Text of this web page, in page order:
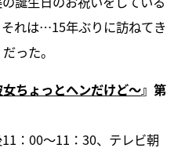
れは…15年ぶりに訪ねてき
った。
ちょっとヘンだけど～』第
：00～11：30、テレビ朝